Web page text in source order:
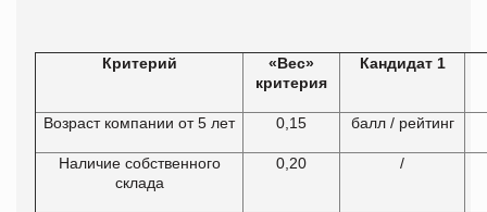
Критерий
«Вес»
критерия
Кандидат 1
Возраст компании от 5 лет 0,15 балл / рейтинг
Наличие собственного
склада
0,20 /